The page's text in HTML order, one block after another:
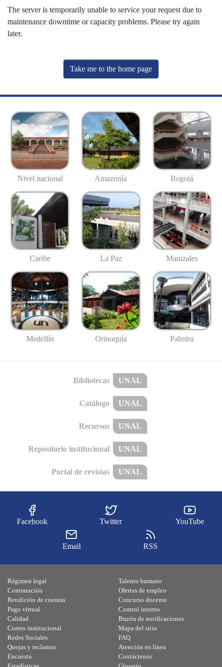
The server is temporarily unable to service your request due to
maintenance downtime or capacity problems. Please try again
later.
Take me to the home page
Nivel nacional Amazonía Bogotá
Caribe La Paz Manizales
Medellín Orinoquía Palmira
Bibliotecas UNAL
Catálogo UNAL
Recursos UNAL
Repositorio institucional UNAL
Portal de revistas UNAL
Facebook Twitter YouTube
Email RSS
Régimen legal
Contratación
Rendición de cuentas
Pago virtual
Calidad
Talento humano
Ofertas de empleo
Concurso docente
Control interno
Buzón de notificaciones
Correo institucional
Redes Sociales
Quejas y reclamos
Encuesta
Mapa del sitio
FAQ
Atención en línea
Contáctenos